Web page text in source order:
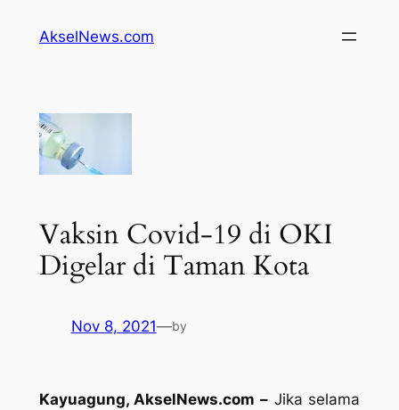
AkselNews.com
Vaksin Covid-19 di OKI
Digelar di Taman Kota
Nov 8, 2021—by
Kayuagung, AkselNews.com – Jika selama